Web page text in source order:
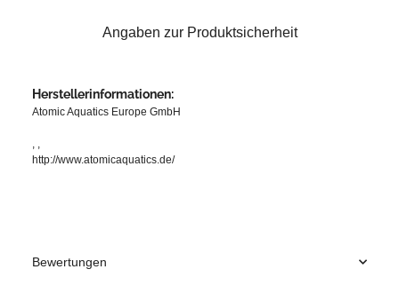
Angaben zur Produktsicherheit
Herstellerinformationen:
Atomic Aquatics Europe GmbH
http://www.atomicaquatics.de/
Bewertungen